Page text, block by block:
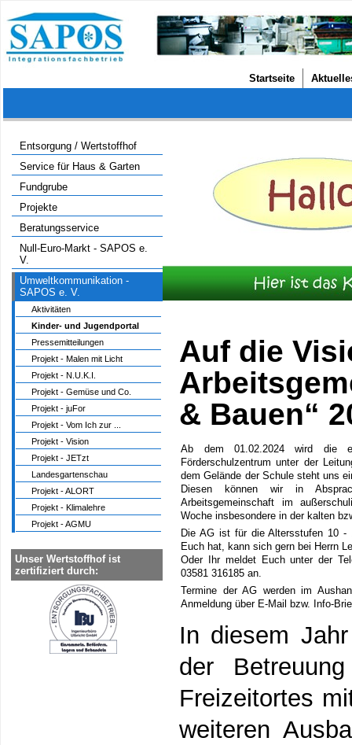
Startseite
Entsorgung / Wertstoffhof
Service für Haus & Garten
Fundgrube
Projekte
Beratungsservice
Null-Euro-Markt - SAPOS e.
V.
Umweltkommunikation -
SAPOS e. V.
Aktivitäten
Kinder- und Jugendportal
Pressemitteilungen
Projekt - Malen mit Licht
Projekt - N.U.K.I.
Projekt - Gemüse und Co.
Projekt - juFor
Projekt - Vom Ich zur ...
Projekt - Vision
Projekt - JETzt
Landesgartenschau
Projekt - ALORT
Projekt - Klimalehre
Projekt - AGMU
Unser Wertstoffhof ist
zertifiziert durch:
Auf die
& Bauen“
Ab dem 01.02.2024 wird die
Förderschulzentrum unter der
dem Gelände der Schule steht uns
Diesen können wir in
Arbeitsgemeinschaft im
Woche insbesondere in der kalten
Die AG ist für die Altersstufen 10
Euch hat, kann sich gern bei Herrn
Oder Ihr meldet Euch unter der
03581 316185 an.
Termine der AG werden im
Anmeldung über E-Mail bzw. Info-
In diesem
der
Freizeitortes
weiteren